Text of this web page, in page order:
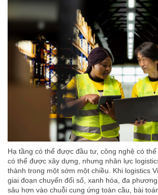
Hạ tầng có thể được đầu tư, công nghệ có
có thể được xây dựng, nhưng nhân lực
thành trong một sớm một chiều. Khi logistics
giai đoạn chuyển đổi số, xanh hóa, đa
sâu hơn vào chuỗi cung ứng toàn cầu, bài